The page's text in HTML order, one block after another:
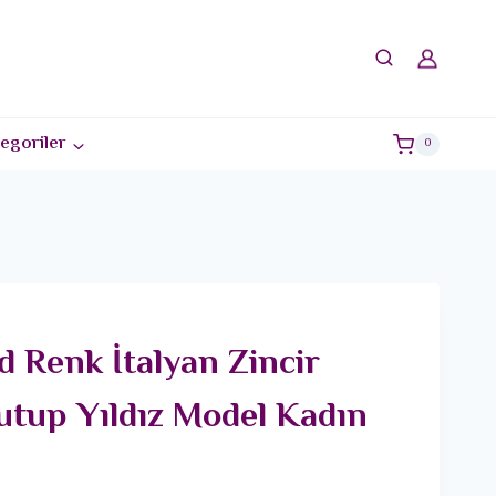
0
Renk İtalyan Zincir
Yıldız Model Kadın